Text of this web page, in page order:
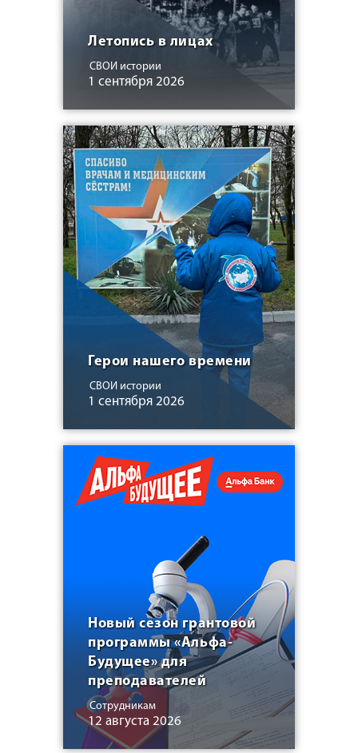
Летопись в лицах
СВОИ истории
1 сентября 2026
Герои нашего времени
СВОИ истории
1 сентября 2026
Новый сезон грантовой
программы «Альфа-
Будущее» для
преподавателей
Сотрудникам
12 августа 2026